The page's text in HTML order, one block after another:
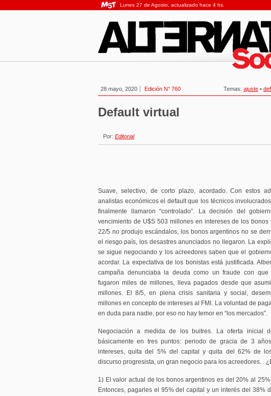
Lunes 27 de Agosto, actualizado hace 4 hs.
28 mayo, 2020 Edición N° 760 Temas: ajuste •
Default virtual
Por: Editorial
Suave, selectivo, de corto plazo, acordado. Con estos
analistas económicos el default que los técnicos
finalmente llamaron “controlado”. La decisión del
vencimiento de U$S 503 millones en intereses de los bonos
22/5 no produjo escándalos, los bonos argentinos no se
el riesgo país, los desastres anunciados no llegaron. La
se sigue negociando y los acreedores saben que el
acordar. La expectativa de los bonistas está justificada.
campaña denunciaba la deuda como un fraude con
fugaron miles de millones, lleva pagados desde que
millones. El 8/5, en plena crisis sanitaria y social,
millones en concepto de intereses al FMI. La voluntad de
en duda para nadie, por eso no hay temor en “los mercados”.
Negociación a medida de los buitres. La oferta inicial
básicamente en tres puntos: periodo de gracia de 3
intereses, quita del 5% del capital y quita del 62% de
discurso progresista, un gran negocio para los acreedores. .
1) El valor actual de los bonos argentinos es del 20% al
Entonces, pagarles el 95% del capital y un interés del 38%